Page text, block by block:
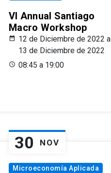
VI Annual Santiago
Macro Workshop
12 de Diciembre de 2022 a
13 de Diciembre de 2022
08:45 a 19:00
30 NOV
Microeconomía Aplicada